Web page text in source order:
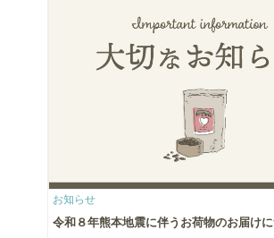
お知らせ
令和８年熊本地震に伴うお荷物のお届け